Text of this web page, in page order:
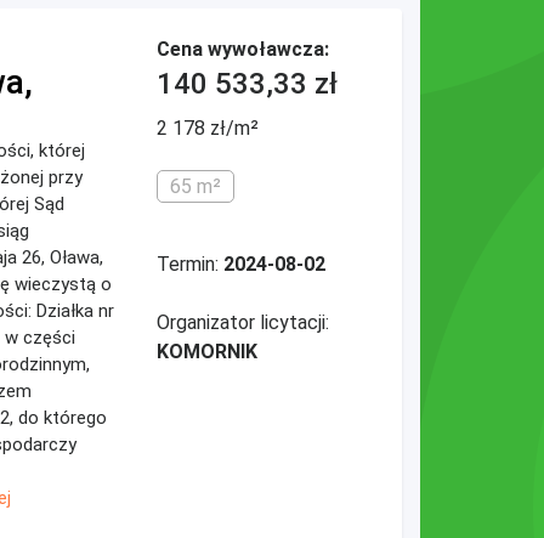
której
przy
Sąd
26, Oława,
wieczystą o
Działka nr
w części
do którego
Cena wywoławcza:
140 533,33 zł
2 178 zł/m²
65 m²
Termin: 2024-08-02
Organizator licytacji:
KOMORNIK